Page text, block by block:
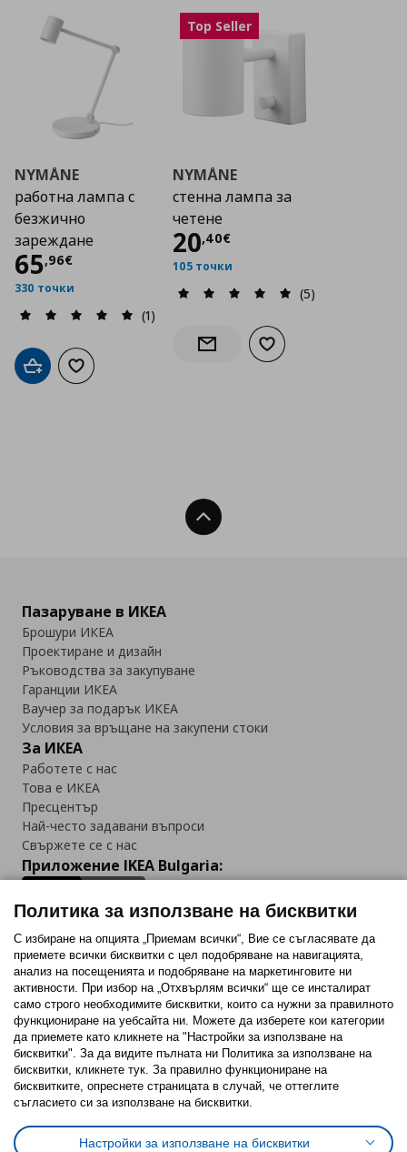
NYMÅNE
работна лампа с
безжично
зареждане
65,96€
Цена 65,96 €
330 точки
(1)
Добави в кошницата
Добави към списъка с любими
Top Seller
NYMÅNE
стенна лампа за
четене
20,40€
Цена
105 точки
(5)
Информирай ме за наличност
Добави към списъка
Нагоре
Пазаруване в ИКЕА
Брошури ИКЕА
Проектиране и дизайн
Ръководства за закупуване
Гаранции ИКЕА
Ваучер за подарък ИКЕА
Условия за връщане на закупени стоки
За ИКЕА
Работете с нас
Това е ИКЕА
Пресцентър
Най-често задавани въпроси
Свържете се с нас
Приложение IKEA Bulgaria:
Последвайте ни:
FacebookTwitterYoutubePinterestInstagram
Политика за използване на бисквитки (Cookies)
Избор на настройки за използване на бисквитки
Условия за ползване на ikea.bgОбща политика за личните данни
Политика за използване на бисквитки
С избиране на опцията „Приемам всички“, Вие се съгласявате да
приемете всички бисквитки с цел подобряване на навигацията,
анализ на посещенията и подобряване на маркетинговите ни
активности. При избор на „Отхвърлям всички“ ще се инсталират
само строго необходимитe бисквитки, които са нужни за правилното
функциониране на уебсайта ни. Можете да изберете кои категории
да приемете като кликнете на "Настройки за използване на
бисквитки". За да видите пълната ни Политика за използване на
бисквитки, кликнете тук. За правилно функциониране на
бисквитките, опреснете страницата в случай, че оттеглите
съгласието си за използване на бисквитки.
Настройки за използване на бисквитки